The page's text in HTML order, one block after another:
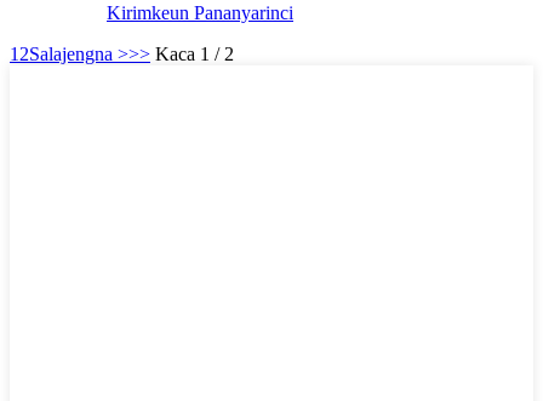
Kirimkeun Pananyarinci
12Salajengna >>> Kaca 1 / 2